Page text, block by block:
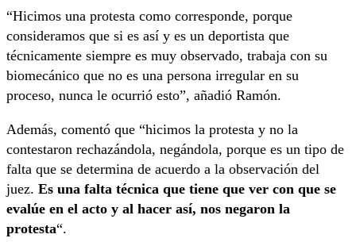
“Hicimos una protesta como corresponde, porque
consideramos que si es así y es un deportista que
técnicamente siempre es muy observado, trabaja con su
biomecánico que no es una persona irregular en su
proceso, nunca le ocurrió esto”, añadió Ramón.
Además, comentó que “hicimos la protesta y no la
contestaron rechazándola, negándola, porque es un tipo de
falta que se determina de acuerdo a la observación del
juez. Es una falta técnica que tiene que ver con que se
evalúe en el acto y al hacer así, nos negaron la
protesta“.